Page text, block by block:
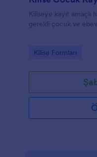
Kiliseye kayıt amaçlı
gerekli çocuk ve
Go to Category:
Kilise Formları